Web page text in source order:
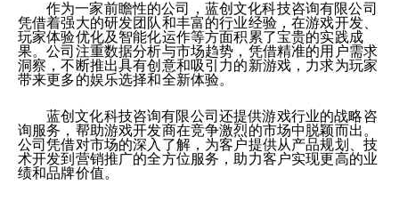
作为一家前瞻性的公司，蓝创文化科技咨询有限公司
凭借着强大的研发团队和丰富的行业经验，在游戏开发、
玩家体验优化及智能化运作等方面积累了宝贵的实践成
果。公司注重数据分析与市场趋势，凭借精准的用户需求
洞察，不断推出具有创意和吸引力的新游戏，力求为玩家
带来更多的娱乐选择和全新体验。
蓝创文化科技咨询有限公司还提供游戏行业的战略咨
询服务，帮助游戏开发商在竞争激烈的市场中脱颖而出。
公司凭借对市场的深入了解，为客户提供从产品规划、技
术开发到营销推广的全方位服务，助力客户实现更高的业
绩和品牌价值。